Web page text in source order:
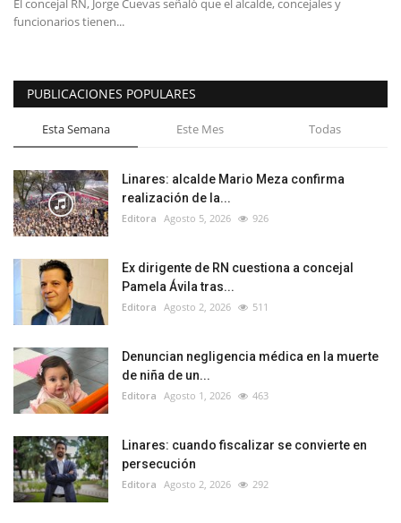
El concejal RN, Jorge Cuevas señaló que el alcalde, concejales y
funcionarios tienen...
PUBLICACIONES POPULARES
Esta Semana Este Mes Todas
Linares: alcalde Mario Meza confirma
realización de la...
Editora Agosto 5, 2026 926
Ex dirigente de RN cuestiona a concejal
Pamela Ávila tras...
Editora Agosto 2, 2026 511
Denuncian negligencia médica en la muerte
de niña de un...
Editora Agosto 1, 2026 463
Linares: cuando fiscalizar se convierte en
persecución
Editora Agosto 2, 2026 292